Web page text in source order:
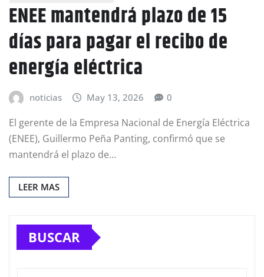
ENEE mantendrá plazo de 15
días para pagar el recibo de
energía eléctrica
noticias May 13, 2026 0
El gerente de la Empresa Nacional de Energía Eléctrica
(ENEE), Guillermo Peña Panting, confirmó que se
mantendrá el plazo de…
LEER MAS
BUSCAR